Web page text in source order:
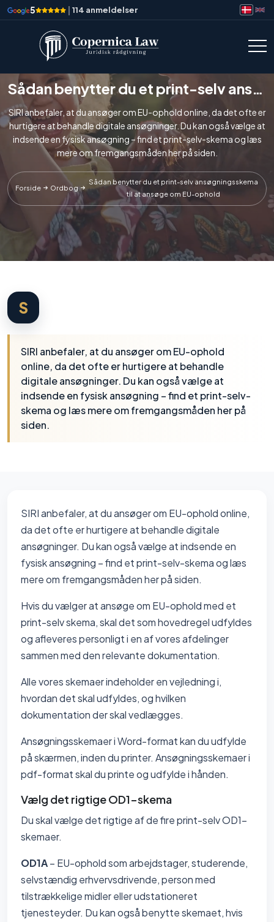
5 | 114 anmeldelser
Sådan benytter du et print-selv ansøgningsskema til at ansøge om EU-ophold
SIRI anbefaler, at du ansøger om EU-ophold online, da det ofte er
hurtigere at behandle digitale ansøgninger. Du kan også vælge at
indsende en fysisk ansøgning – find et print-selv-skema og læs
mere om fremgangsmåden her på siden.
Forside Ordbog
Sådan benytter du et print-selv ansøgningsskema
til at ansøge om EU-ophold
S
SIRI anbefaler, at du ansøger om EU-ophold
online, da det ofte er hurtigere at behandle
digitale ansøgninger. Du kan også vælge at
indsende en fysisk ansøgning – find et print-selv-
skema og læs mere om fremgangsmåden her på
siden.
SIRI anbefaler, at du ansøger om EU-ophold online,
da det ofte er hurtigere at behandle digitale
ansøgninger. Du kan også vælge at indsende en
fysisk ansøgning – find et print-selv-skema og læs
mere om fremgangsmåden her på siden.
Hvis du vælger at ansøge om EU-ophold med et
print-selv skema, skal det som hovedregel udfyldes
og afleveres personligt i en af vores afdelinger
sammen med den relevante dokumentation.
Alle vores skemaer indeholder en vejledning i,
hvordan det skal udfyldes, og hvilken
dokumentation der skal vedlægges.
Ansøgningsskemaer i Word-format kan du udfylde
på skærmen, inden du printer. Ansøgningsskemaer i
pdf-format skal du printe og udfylde i hånden.
Vælg det rigtige OD1-skema
Du skal vælge det rigtige af de fire print-selv OD1-
skemaer.
OD1A– EU-ophold som arbejdstager, studerende,
selvstændig erhvervsdrivende, person med
tilstrækkelige midler eller udstationeret
tjenesteyder. Du kan også benytte skemaet, hvis